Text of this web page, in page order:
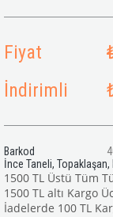
Fiyat
İndirimli
Barkod
İnce Taneli,
1500 TL Üstü Tüm
1500 TL altı Kargo
İadelerde 100 TL